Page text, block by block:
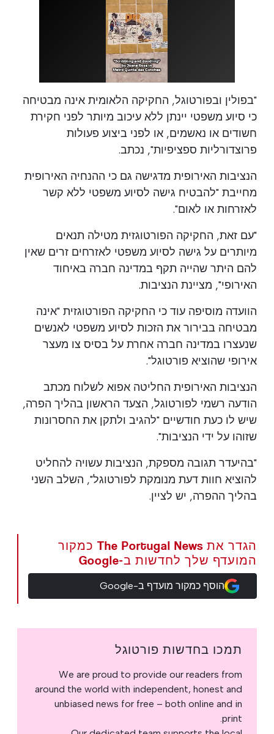
"בפולין ובפורטוגל, החקיקה הלאומית אינה מבטיחה
כי סיוע משפטי יינתן ללא עיכוב מיותר לפני חקירת
חשודים או נאשמים, או לפני ביצוע פעולות
פרוצדורליות ספציפיות", נכתב.
הנציבות האירופית מדגישה גם כי ההנחיה האירופית
מחייבת "להבטיח גישה לסיוע משפטי ללא קשר
לאזרחות או לאום".
"עם זאת, החקיקה הפורטוגזית מטילה תנאים
מיותרים על גישה לסיוע משפטי לאזרחים זרים שאין
להם היתר שהייה תקף במדינה חברה באיחוד
האירופי", מציינת הנציבות.
הוועדה מוסיפה עוד כי החקיקה הפורטוגזית "אינה
מבטיחה בבירור את הזכות לסיוע משפטי לאנשים
שנעצרו במדינה חברה אחרת על בסיס צו מעצר
אירופי שהוציא פורטוגל".
הנציבות האירופית החליטה אפוא לשלוח מכתב
הודעה רשמי לפורטוגל, הצעד הראשון בהליך הפרה,
שיש לו כעת חודשיים "להגיב ולתקן את החסרונות
שזוהו על ידי הנציבות".
"בהיעדר תגובה מספקת, הנציבות עשויה להחליט
להוציא חוות דעת מנומקת לפורטוגל", השלב השני
בהליך ההפרה, יש לציין.
הגדר את The Portugal News כמקור
המועדף שלך לחדשות ב-Google
הוסף כמקור מועדף ב-Google
תמכו בחדשות פורטוגל
We are proud to provide our readers from
around the world with independent, honest and
unbiased news for free – both online and in
print.